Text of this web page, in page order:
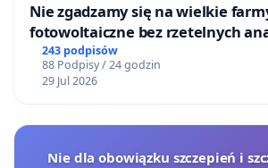
Nie zgadzamy się na wielkie
fotowoltaiczne bez rzetelnych
mieszkańców
243 podpisów
88 Podpisy / 24 godzin
29 Jul 2026
Nie dla obowiązku szczepień i